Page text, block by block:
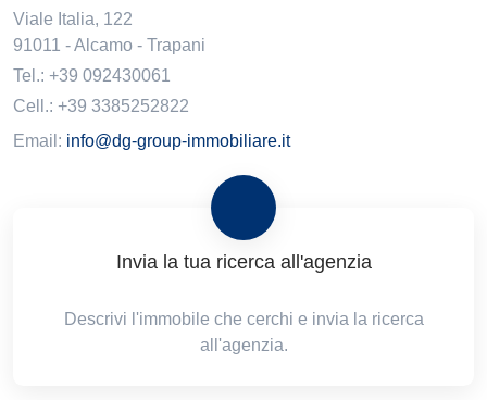
Viale Italia, 122
91011 -Alcamo - Trapani
Tel.: +39 092430061
Cell.: +39 3385252822
Email: info@dg-group-immobiliare.it
Invia la tua ricerca all'agenzia
Descrivi l'immobile che cerchi e invia la ricerca
all'agenzia.